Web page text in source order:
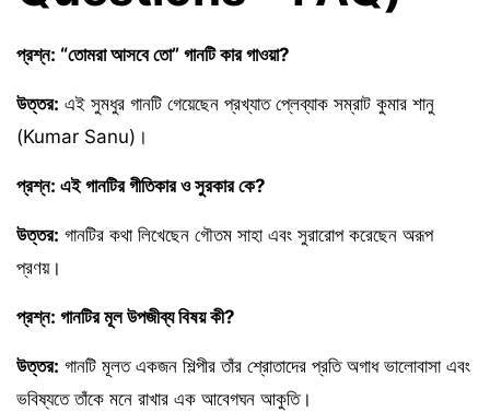
প্রশ্ন: “তোমরা আসবে তো” গানটি কার গাওয়া?
উত্তর: এই সুমধুর গানটি গেয়েছেন প্রখ্যাত প্লেব্যাক সম্রাট কুমার শানু
(Kumar Sanu)।
প্রশ্ন: এই গানটির গীতিকার ও সুরকার কে?
উত্তর: গানটির কথা লিখেছেন গৌতম সাহা এবং সুরারোপ করেছেন অরূপ
প্রণয়।
প্রশ্ন: গানটির মূল উপজীব্য বিষয় কী?
উত্তর: গানটি মূলত একজন শিল্পীর তাঁর শ্রোতাদের প্রতি অগাধ ভালোবাসা এবং
ভবিষ্যতে তাঁকে মনে রাখার এক আবেগঘন আকুতি।